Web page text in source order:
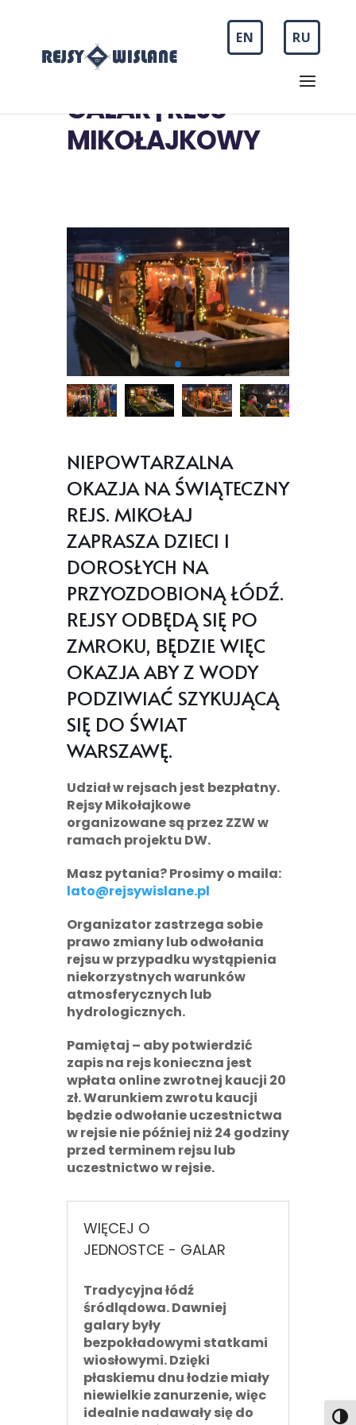
EN RU
GALAR | REJS
MIKOŁAJKOWY
NIEPOWTARZALNA
OKAZJA NA ŚWIĄTECZNY
REJS. MIKOŁAJ
ZAPRASZA DZIECI I
DOROSŁYCH NA
PRZYOZDOBIONĄ ŁÓDŹ.
REJSY ODBĘDĄ SIĘ PO
ZMROKU, BĘDZIE WIĘC
OKAZJA ABY Z WODY
PODZIWIAĆ SZYKUJĄCĄ
SIĘ DO ŚWIAT
WARSZAWĘ.
Udział w rejsach jest bezpłatny.
Rejsy Mikołajkowe
organizowane są przez ZZW w
ramach projektu DW.
Masz pytania? Prosimy o maila:
lato@rejsywislane.pl
Organizator zastrzega sobie
prawo zmiany lub odwołania
rejsu w przypadku wystąpienia
niekorzystnych warunków
atmosferycznych lub
hydrologicznych.
Pamiętaj – aby potwierdzić
zapis na rejs konieczna jest
wpłata online zwrotnej kaucji 20
zł. Warunkiem zwrotu kaucji
będzie odwołanie uczestnictwa
w rejsie nie później niż 24 godziny
przed terminem rejsu lub
uczestnictwo w rejsie.
WIĘCEJ O
JEDNOSTCE - GALAR
Tradycyjna łódź
śródlądowa. Dawniej
galary były
bezpokładowymi statkami
wiosłowymi. Dzięki
płaskiemu dnu łodzie miały
niewielkie zanurzenie, więc
idealnie nadawały się do